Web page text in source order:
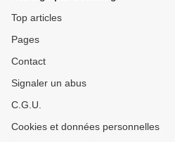
Top articles
Pages
Contact
Signaler un abus
C.G.U.
Cookies et données personnelles